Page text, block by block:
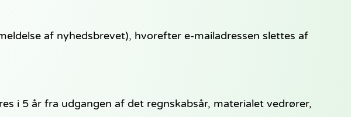
af nyhedsbrevet), hvorefter e-mailadressen slettes af
i 5 år fra udgangen af det regnskabsår, materialet vedrører,